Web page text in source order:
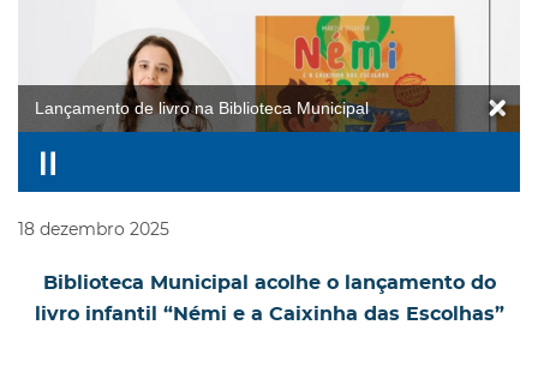
Lançamento de livro na Biblioteca Municipal
18 dezembro 2025
Biblioteca Municipal acolhe o lançamento do
livro infantil “Némi e a Caixinha das Escolhas”